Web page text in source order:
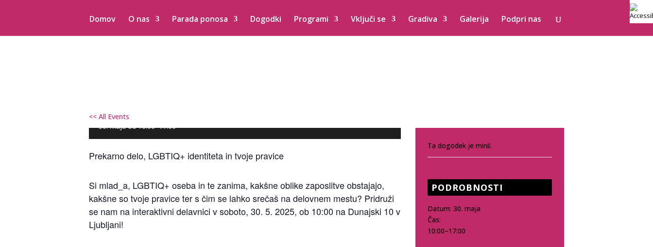
Domov O nas Parada ponosa Dogodki Programi Vključi se Gradiva Galerija Podpri nas
<< All Events
pravice
30. maja od 10:00–17:00
Prekarno delo, LGBTIQ+ identiteta in tvoje pravice
Si mlad_a, LGBTIQ+ oseba in te zanima, kakšne oblike zaposlitve obstajajo,
kakšne so tvoje pravice ter s čim se lahko srečaš na delovnem mestu? Pridruži
se nam na interaktivni delavnici v soboto, 30. 5. 2025, ob 10:00 na Dunajski 10 v
Ljubljani!
Ta dogodek je minil.
PODROBNOSTI
Datum: 30. maja
Čas:
10:00–17:00